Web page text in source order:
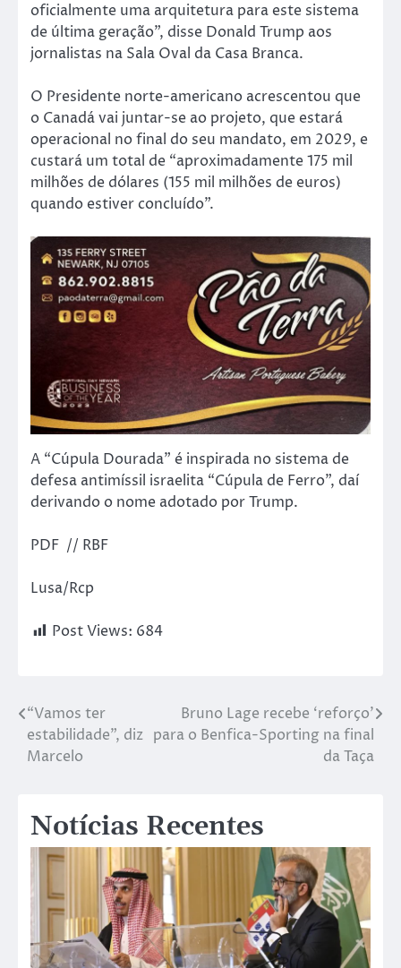
oficialmente uma arquitetura para este sistema
de última geração”, disse Donald Trump aos
jornalistas na Sala Oval da Casa Branca.
O Presidente norte-americano acrescentou que
o Canadá vai juntar-se ao projeto, que estará
operacional no final do seu mandato, em 2029, e
custará um total de “aproximadamente 175 mil
milhões de dólares (155 mil milhões de euros)
quando estiver concluído”.
A “Cúpula Dourada” é inspirada no sistema de
defesa antimíssil israelita “Cúpula de Ferro”, daí
derivando o nome adotado por Trump.
PDF // RBF
Lusa/Rcp
Post Views: 684
“Vamos ter
estabilidade”, diz
Marcelo
Bruno Lage recebe ‘reforço’
para o Benfica-Sporting na final
da Taça
Notícias Recentes